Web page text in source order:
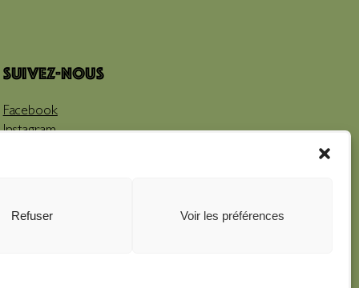
Refuser Voir les préférences
Suivez-nous
Facebook
Instagram